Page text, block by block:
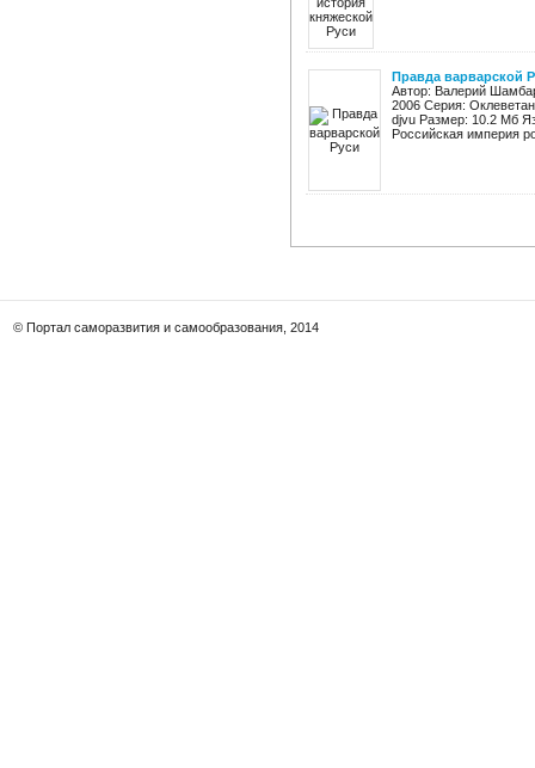
Правда варварской
Автор: Валерий
2006 Серия:
djvu Размер: 10.2 Мб
Российская империя
© Портал саморазвития и самообразования, 2014